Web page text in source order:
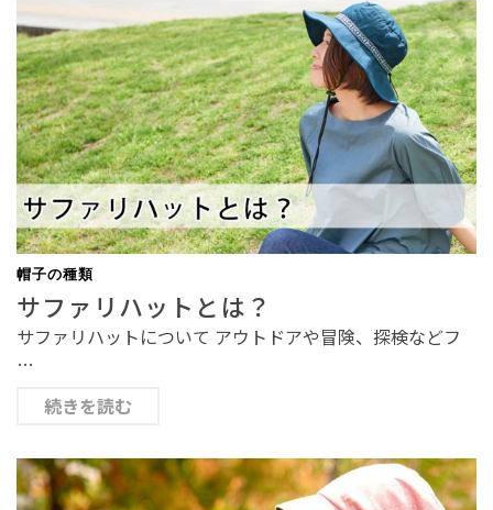
帽子の種類
サファリハットとは？
サファリハットについて アウトドアや冒険、探検などフ
…
続きを読む